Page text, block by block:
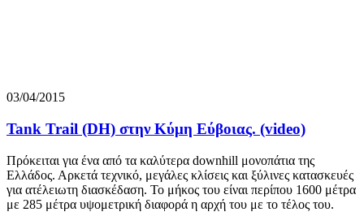
03/04/2015
Tank Trail (DH) στην Κύμη Εύβοιας. (video)
Πρόκειται για ένα από τα καλύτερα downhill μονοπάτια της
Ελλάδος. Αρκετά τεχνικό, μεγάλες κλίσεις και ξύλινες κατασκευές
για ατέλειωτη διασκέδαση. Το μήκος του είναι περίπου 1600 μέτρα
με 285 μέτρα υψομετρική διαφορά η αρχή του με το τέλος του.